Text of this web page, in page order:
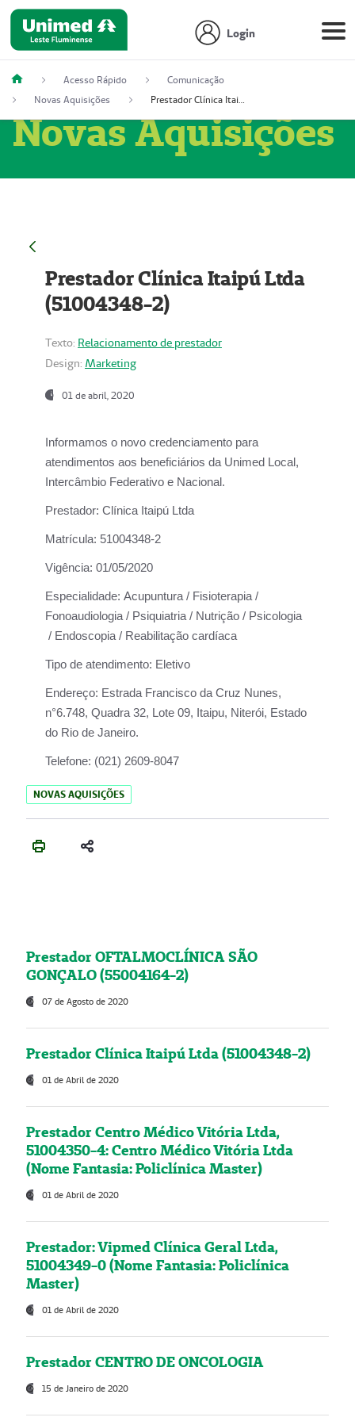
Login
Acesso Rápido
Comunicação
Novas Aquisições
Prestador Clínica Itaipú Ltda (51004348-2)
Novas Aquisições
Prestador Clínica Itaipú Ltda
(51004348-2)
Texto: Relacionamento de prestador
Design: Marketing
01 de abril, 2020
Informamos o novo credenciamento para
atendimentos aos beneficiários da Unimed Local,
Intercâmbio Federativo e Nacional.
Prestador: Clínica Itaipú Ltda
Matrícula: 51004348-2
Vigência: 01/05/2020
Especialidade: Acupuntura / Fisioterapia /
Fonoaudiologia / Psiquiatria / Nutrição / Psicologia
/ Endoscopia / Reabilitação cardíaca
Tipo de atendimento: Eletivo
Endereço: Estrada Francisco da Cruz Nunes,
n°6.748, Quadra 32, Lote 09, Itaipu, Niterói, Estado
do Rio de Janeiro.
Telefone: (021) 2609-8047
NOVAS AQUISIÇÕES
Prestador OFTALMOCLÍNICA SÃO
GONÇALO (55004164-2)
07 de Agosto de 2020
Prestador Clínica Itaipú Ltda (51004348-2)
01 de Abril de 2020
Prestador Centro Médico Vitória Ltda,
51004350-4: Centro Médico Vitória Ltda
(Nome Fantasia: Policlínica Master)
01 de Abril de 2020
Prestador: Vipmed Clínica Geral Ltda,
51004349-0 (Nome Fantasia: Policlínica
Master)
01 de Abril de 2020
Prestador CENTRO DE ONCOLOGIA
15 de Janeiro de 2020